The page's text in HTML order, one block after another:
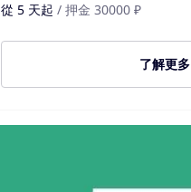
從 5 天起 / 押金 30000 ₽
了解更多